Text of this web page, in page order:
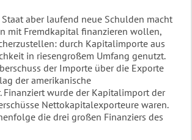
aber laufend neue Schulden macht
mit Fremdkapital finanzieren wollen,
durch Kapitalimporte aus
in riesengroßem Umfang genutzt.
der Importe über die Exporte
der amerikanische
wurde der Kapitalimport der
Nettokapitalexporteure waren.
die drei großen Finanziers des